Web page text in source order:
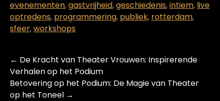
evenementen,gastvrijheid,geschiedenis,intiem, live
optredens, programmering, publiek, rotterdam,
sfeer,workshops
Post
navigation
← De Kracht van Theater Vrouwen: Inspirerende
Verhalen op het Podium
Betovering op het Podium: De Magie van Theater
op het Toneel →